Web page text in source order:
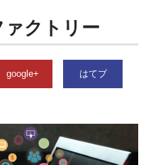
クトリー
google+ はてブ